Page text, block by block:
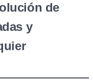
de
y